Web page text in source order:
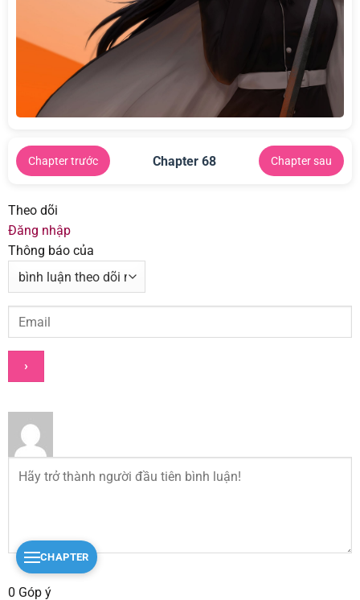
CHAPTER
Chapter trước Chapter 68 Chapter sau
Theo dõi
Đăng nhập
Thông báo của
0 Góp ý